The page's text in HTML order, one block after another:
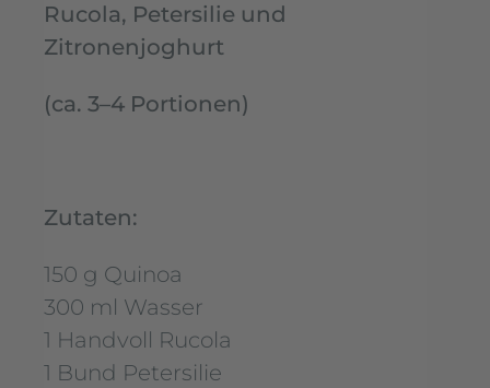
Rucola, Petersilie und
Zitronenjoghurt
(ca. 3–4 Portionen)
Zutaten:
150 g Quinoa
300 ml Wasser
1 Handvoll Rucola
1 Bund Petersilie